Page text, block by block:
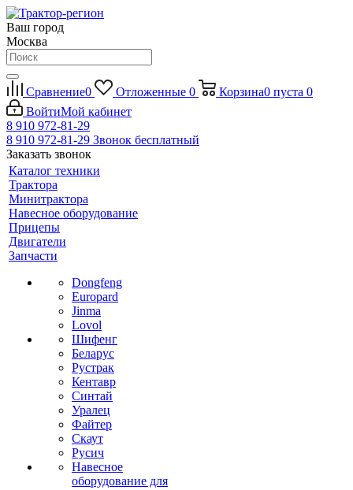
Ваш город
Москва
Сравнение0 Отложенные 0 Корзина0 пуста 0
ВойтиМой кабинет
8 910 972-81-29
8 910 972-81-29 Звонок бесплатный
Заказать звонок
Каталог техники
Трактора
Минитрактора
Навесное оборудование
Прицепы
Двигатели
Запчасти
Dongfeng
Europard
Jinma
Lovol
Шифенг
Беларус
Рустрак
Кентавр
Синтай
Уралец
Файтер
Скаут
Русич
Навесное
оборудование для